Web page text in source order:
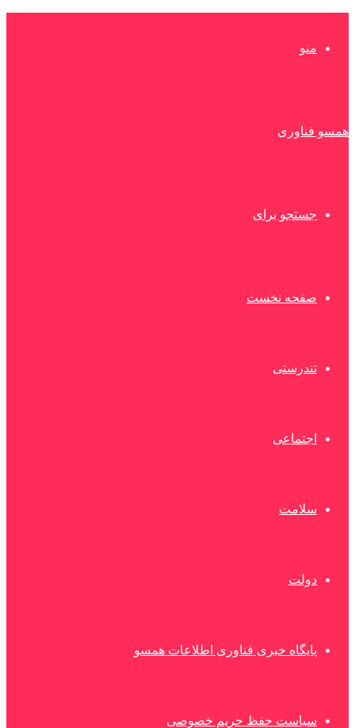
منو
همسو فناوری
جستجو برای
صفحه نخست
تندرستی
اجتماعی
سلامت
دولت
پایگاه خبری فناوری اطلاعات همسو
سیاست حفظ حریم خصوصی